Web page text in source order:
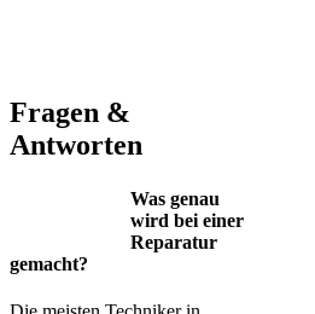
Fragen &
Antworten
Was genau
wird bei einer
Reparatur
gemacht?